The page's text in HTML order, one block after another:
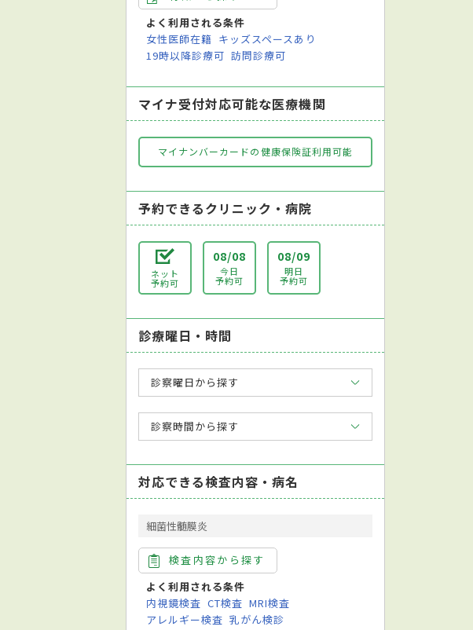
よく利用される条件
女性医師在籍 キッズスペースあり
19時以降診療可 訪問診療可
マイナ受付対応可能な医療機関
マイナンバーカードの健康保険証利用可能
予約できるクリニック・病院
ネット
予約可
08/08
今日
予約可
08/09
明日
予約可
診療曜日・時間
診察曜日から探す
診察時間から探す
対応できる検査内容・病名
細菌性髄膜炎
検査内容から探す
よく利用される条件
内視鏡検査 CT検査 MRI検査
アレルギー検査 乳がん検診